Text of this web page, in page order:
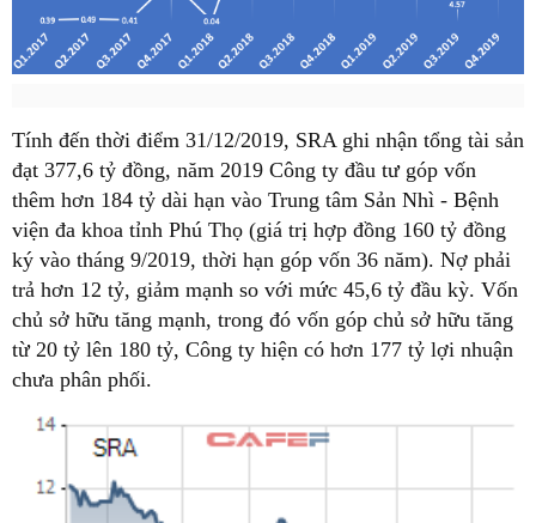
Tính đến thời điểm 31/12/2019, SRA ghi nhận tổng tài sản
đạt 377,6 tỷ đồng, năm 2019 Công ty đầu tư góp vốn
thêm hơn 184 tỷ dài hạn vào Trung tâm Sản Nhì - Bệnh
viện đa khoa tỉnh Phú Thọ (giá trị hợp đồng 160 tỷ đồng
ký vào tháng 9/2019, thời hạn góp vốn 36 năm). Nợ phải
trả hơn 12 tỷ, giảm mạnh so với mức 45,6 tỷ đầu kỳ. Vốn
chủ sở hữu tăng mạnh, trong đó vốn góp chủ sở hữu tăng
từ 20 tỷ lên 180 tỷ, Công ty hiện có hơn 177 tỷ lợi nhuận
chưa phân phối.